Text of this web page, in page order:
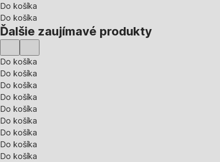
Do košíka
Do košíka
Ďalšie zaujímavé produkty
Do košíka
Do košíka
Do košíka
Do košíka
Do košíka
Do košíka
Do košíka
Do košíka
Do košíka